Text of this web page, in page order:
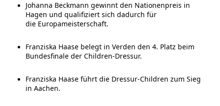
Johanna Beckmann gewinnt den Nationenpreis in
Hagen und qualifiziert sich dadurch für
die Europameisterschaft.
Franziska Haase belegt in Verden den 4. Platz beim
Bundesfinale der Children-Dressur.
Franziska Haase führt die Dressur-Children zum Sieg
in Aachen.